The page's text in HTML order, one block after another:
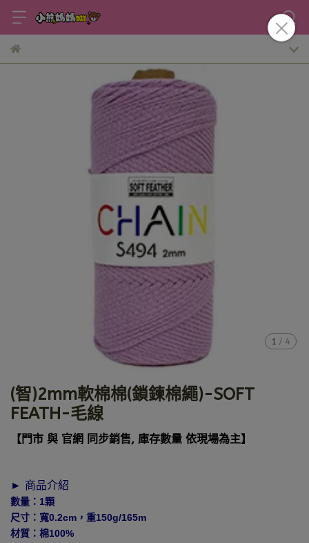
1 / 4
(智)2mm軟棉棉(鎖鍊棉繩)-SOFT
FEATH-毛線
【門市 與 官網 同步銷售, 庫存數量 依現場為主】
► 商品介紹
數量：1顆
尺寸：寬0.2cm，重150g/165m
材質：棉100%